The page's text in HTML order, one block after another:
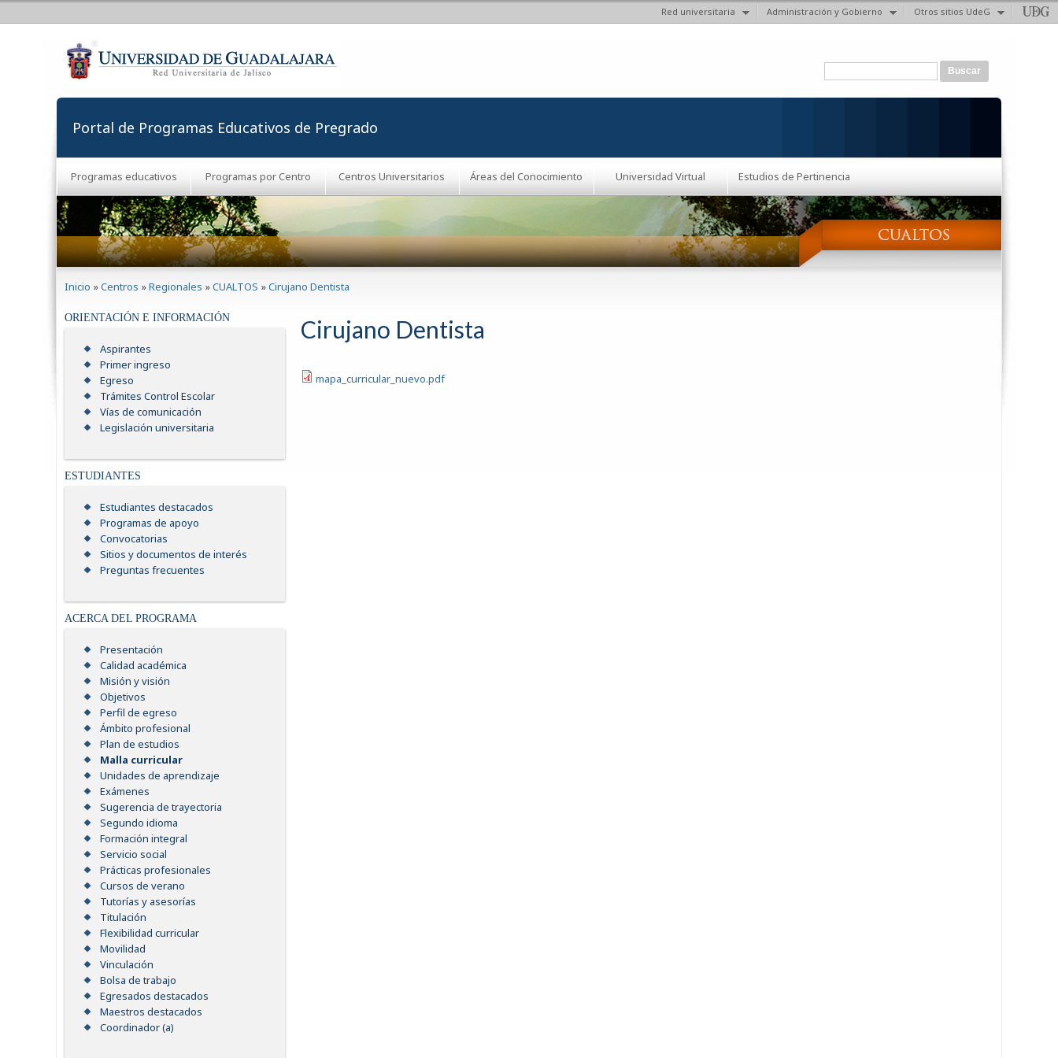
Red universitaria Administración y Gobierno Otros sitios UdeG
Formulario de búsqueda
Portal de Programas Educativos de Pregrado
Programas educativos Programas por Centro Centros Universitarios Áreas del Conocimiento Universidad Virtual Estudios de Pertinencia
Inicio »Centros »Regionales »CUALTOS »Cirujano Dentista
ORIENTACIÓN E INFORMACIÓN
Aspirantes
Primer ingreso
Egreso
Trámites Control Escolar
Vías de comunicación
Legislación universitaria
ESTUDIANTES
Estudiantes destacados
Programas de apoyo
Convocatorias
Sitios y documentos de interés
Preguntas frecuentes
ACERCA DEL PROGRAMA
Presentación
Calidad académica
Misión y visión
Objetivos
Perfil de egreso
Ámbito profesional
Plan de estudios
Malla curricular
Unidades de aprendizaje
Exámenes
Sugerencia de trayectoria
Segundo idioma
Formación integral
Servicio social
Prácticas profesionales
Cursos de verano
Tutorías y asesorías
Titulación
Flexibilidad curricular
Movilidad
Vinculación
Bolsa de trabajo
Egresados destacados
Maestros destacados
Coordinador (a)
Cirujano Dentista
mapa_curricular_nuevo.pdf